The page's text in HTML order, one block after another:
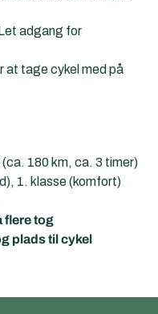
adgang for
at tage cykel med på
(ca. 180 km, ca. 3 timer)
1. klasse (komfort)
flere tog
plads til cykel